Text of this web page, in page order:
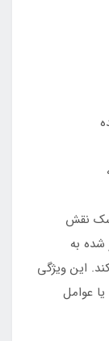
نقش
شده به
این ویژگی
عوامل